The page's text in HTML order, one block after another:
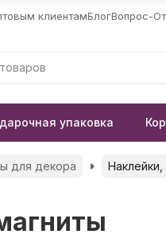
клиентамБлогВопрос-
упаковка
для декора